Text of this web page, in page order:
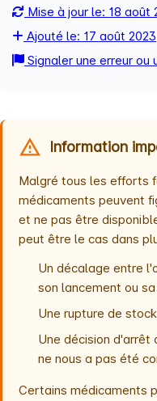
Mise à jour le: 18 août
Ajouté le: 17 août 2023
Signaler une erreur ou
Information
Malgré tous les efforts
médicaments peuvent
et ne pas être
peut être le cas dans
Un décalage entre
son lancement ou
Une rupture de
Une décision d'arrêt
ne nous a pas été
Certains médicaments